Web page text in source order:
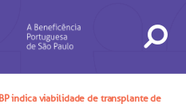
indica viabilidade de transplante de